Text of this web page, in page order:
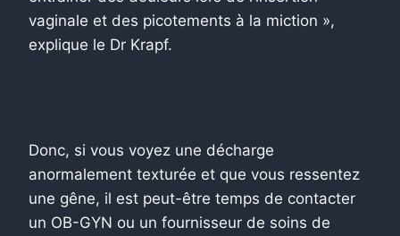
vaginale et des picotements à la miction »,
explique le Dr Krapf.
Donc, si vous voyez une décharge
anormalement texturée et que vous ressentez
une gêne, il est peut-être temps de contacter
un OB-GYN ou un fournisseur de soins de